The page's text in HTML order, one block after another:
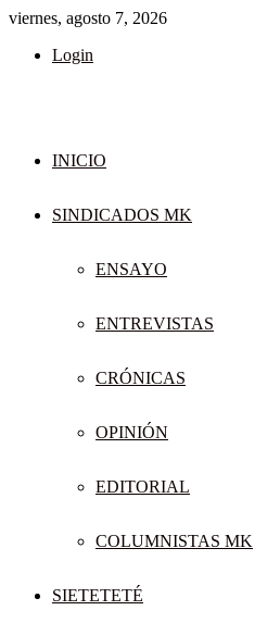
viernes, agosto 7, 2026
Login
INICIO
SINDICADOS MK
ENSAYO
ENTREVISTAS
CRÓNICAS
OPINIÓN
EDITORIAL
COLUMNISTAS MK
SIETETETÉ